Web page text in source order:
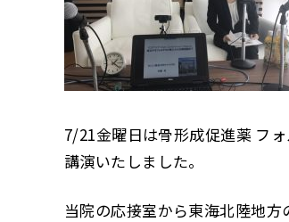
7/21金曜日は骨形成促進薬 フ
講演いたしました。
当院の応接室から東海北陸地